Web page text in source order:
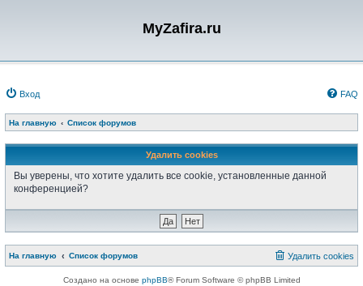
MyZafira.ru
Вход FAQ
На главную Список форумов
Удалить cookies
Вы уверены, что хотите удалить все cookie, установленные данной
конференцией?
На главную Список форумов Удалить cookies
Создано на основе phpBB® Forum Software © phpBB Limited